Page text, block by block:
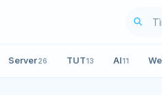
Server26 TUT13 AI11